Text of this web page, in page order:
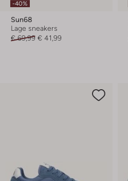
-40%
Sun68
Lage sneakers
€ 69,99 € 41,99